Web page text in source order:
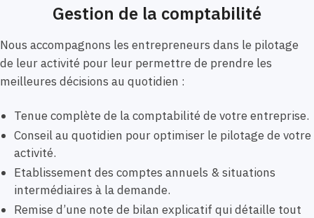
Gestion de la comptabilité
Nous accompagnons les entrepreneurs dans le pilotage
de leur activité pour leur permettre de prendre les
meilleures décisions au quotidien :
Tenue complète de la comptabilité de votre entreprise.
Conseil au quotidien pour optimiser le pilotage de votre
activité.
Etablissement des comptes annuels & situations
intermédiaires à la demande.
Remise d’une note de bilan explicatif qui détaille tout